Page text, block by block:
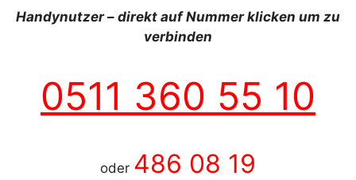
Handynutzer – direkt auf Nummer klicken um zu
verbinden
0511 360 55 10
oder 486 08 19